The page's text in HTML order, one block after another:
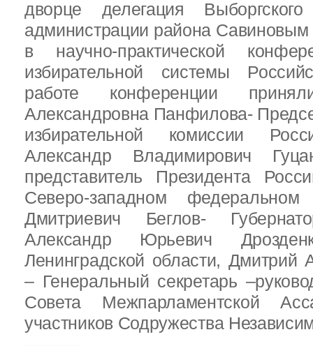
дворце делегация
администрации района Савиновым
в научно-практической
избирательной системы
работе конференции
Александровна Панфилова-
избирательной комиссии
Александр Владимирович
представитель Президента
Северо-западном федеральном
Дмитриевич Беглов-
Александр Юрьевич
Ленинградской области, Дмитрий
– Генеральный секретарь
Совета Межпарламентской
участников Содружества